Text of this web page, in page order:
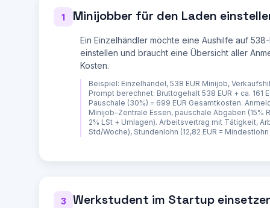
| AG-Abgaben | ca. 30% pauschal | normal, AN
| Lohnsteuer | pauschal 2% oder individuell
| SV-Pflicht AN | nein (opt-in RV) | ja,
| Arbeitszeit | max. ca. 12 Std/Woche | flexibel |
| Kündigungsschutz | ja, nach 6 Monaten | ja,
Monaten |
| Urlaubsanspruch | ja, anteilig | ja,
Empfehlung basierend auf dem konkreten Bedarf
**TEIL 2: ANMELDUNGEN UND BEHOERDENGAENGE**
Schritt-für-Schritt-Anleitung:
   - Online unter betriebsnummern-service.arbeitsagentur.de
2. **Berufsgenossenschaft anmelden** (falls nicht
1 Minijobber für den Laden
Ein Einzelhändler möchte eine Aushilfe auf 538-
einstellen und braucht eine Übersicht aller
Kosten.
Beispiel: Einzelhandel, 538 EUR Minijob,
Prompt berechnet: Bruttogehalt 538 EUR + ca. 161
Pauschale (30%) = 699 EUR Gesamtkosten.
Minijob-Zentrale Essen, pauschale Abgaben (15%
2% LSt + Umlagen). Arbeitsvertrag mit Tätigkeit,
Std/Woche), Stundenlohn (12,82 EUR = Mindestlohn
3 Werkstudent im Startup